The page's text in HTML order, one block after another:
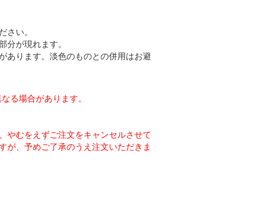
さい。
分が現れます。
あります。淡色のものとの併用はお避
る場合があります。
やむをえずご注文をキャンセルさせて
が、予めご了承のうえ注文いただきま